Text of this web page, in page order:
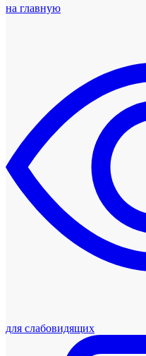
на главную
для слабовидящих